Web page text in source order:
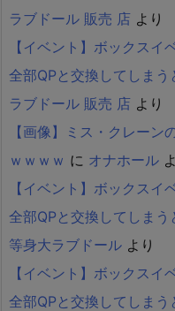
ラブドール 販売 店 より
【イベント】ボックス
全部QPと交換してしま
ラブドール 販売 店 より
【画像】ミス・クレー
ｗｗｗｗ に オナホール
【イベント】ボックス
全部QPと交換してしま
等身大ラブドール より
【イベント】ボックス
全部QPと交換してしま